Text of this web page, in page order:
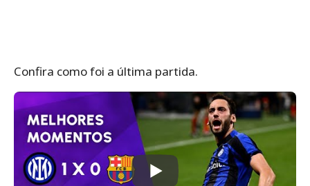
Confira como foi a última partida.